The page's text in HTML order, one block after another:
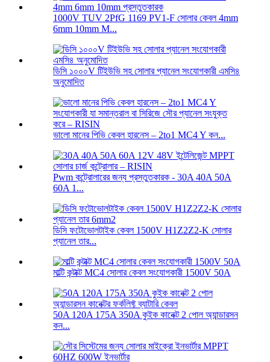
1000V TUV 2PfG 1169 PV1-F সোলার কেবল 4mm
6mm 10mm M...
ডিসি ১০০০V টিইউভি সহ সোলার প্যানেল সংযোগকারী এমসি৪
অনুমোদিত
ভালো মানের পিভি কেবল হারনেস – 2to1 MC4 Y কন...
Pwm কন্ট্রোলারের জন্য প্রস্তুতকারক - 30A 40A 50A
60A 1...
ডিসি ফটোভোলটাইক কেবল 1500V H1Z2Z2-K সোলার
প্যানেল তার...
মাল্টি কন্টাক্ট MC4 সোলার কেবল সংযোগকারী 1500V 50A
50A 120A 175A 350A কুইক কানেক্ট 2 পোল অ্যান্ডারসন
কন...